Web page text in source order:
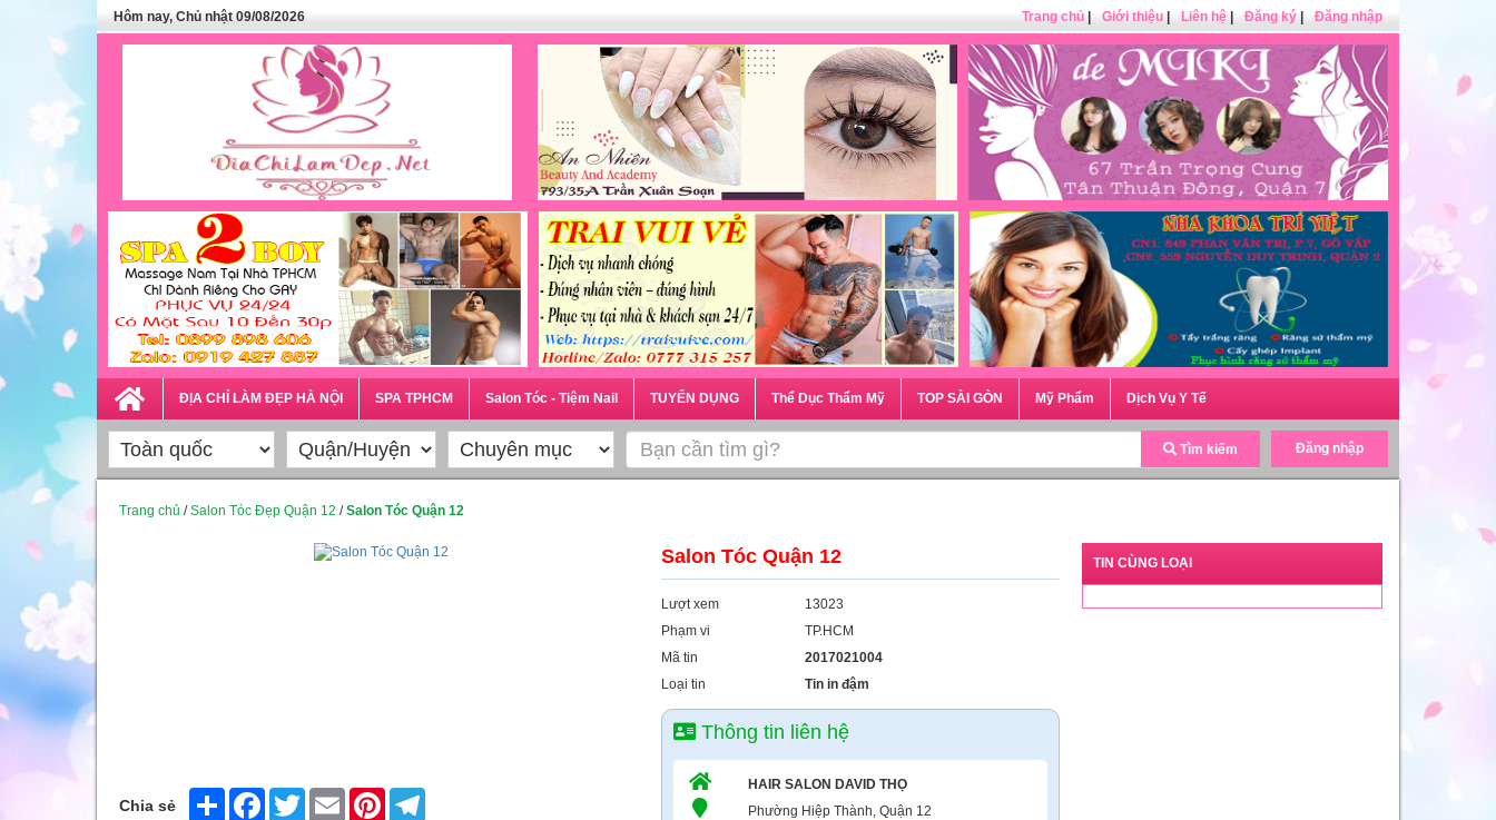
Hôm nay, Chủ nhật 09/08/2026 Trang chủ Giới thiệu Liên hệ Đăng ký Đăng nhập
ĐỊA CHỈ LÀM ĐẸP HÀ NỘI SPA TPHCM Salon Tóc - Tiệm Nail TUYỂN DỤNG Thể Dục Thẩm Mỹ TOP SÀI GÒN Mỹ Phẩm Dịch Vụ Y Tế
Tìm kiếm Đăng nhập
Trang chủ /Salon Tóc Đẹp Quận 12 /Salon Tóc Quận 12
Chia sẻ Share FacebookTwitter Email Pinterest
Salon Tóc Quận 12
Lượt xem
13023
Phạm vi
TP.HCM
Mã tin
2017021004
Loại tin
Tin in đậm
Thông tin liên hệ
HAIR SALON DAVID THỌ
Phường Hiệp Thành, Quận 12
TIN CÙNG LOẠI